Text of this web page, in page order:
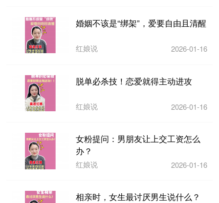
婚姻不该是“绑架”，爱要自由且清醒
红娘说 2026-01-16
脱单必杀技！恋爱就得主动进攻
红娘说 2026-01-16
女粉提问：男朋友让上交工资怎么
办？
红娘说 2026-01-16
相亲时，女生最讨厌男生说什么？